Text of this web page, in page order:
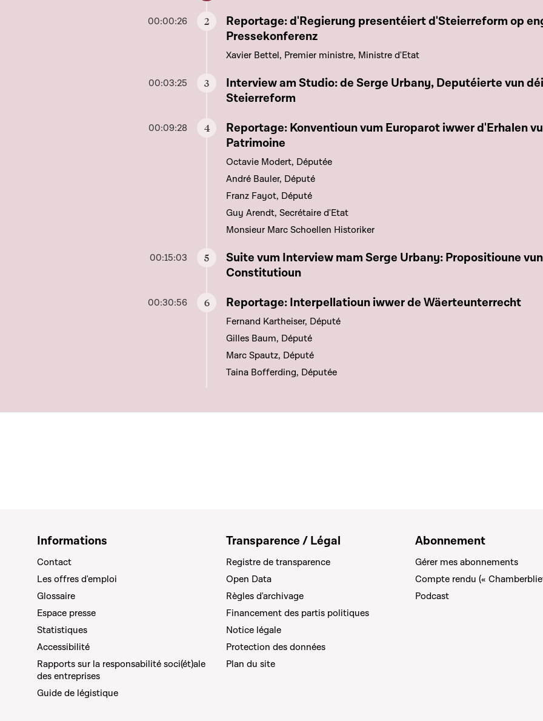
00:00:26 Aller à ce chapitre
Reportage: d'Regierung presentéiert d'Steierreform op
Pressekonferenz
Xavier Bettel, Premier ministre, Ministre d'Etat
00:03:25 Aller à ce chapitre
Interview am Studio: de Serge Urbany, Deputéierte vun
Steierreform
00:09:28 Aller à ce chapitre
Reportage: Konventioun vum Europarot iwwer d'Erhalen
Patrimoine
Octavie Modert, Députée
André Bauler, Député
Franz Fayot, Député
Guy Arendt, Secrétaire d'Etat
Monsieur Marc Schoellen Historiker
00:15:03 Aller à ce chapitre
Suite vum Interview mam Serge Urbany: Propositioune
Constitutioun
00:30:56 Aller à ce chapitre
Reportage: Interpellatioun iwwer de Wäerteunterrecht
Fernand Kartheiser, Député
Gilles Baum, Député
Marc Spautz, Député
Taina Bofferding, Députée
Informations
Contact
Les offres d'emploi
Glossaire
Espace presse
Statistiques
Accessibilité
Rapports sur la responsabilité soci(ét)ale
des entreprises
Guide de légistique
Transparence / Légal
Registre de transparence
Open Data
Règles d'archivage
Financement des partis politiques
Notice légale
Protection des données
Plan du site
Abonnement
Gérer mes abonnements
Compte rendu («
Podcast